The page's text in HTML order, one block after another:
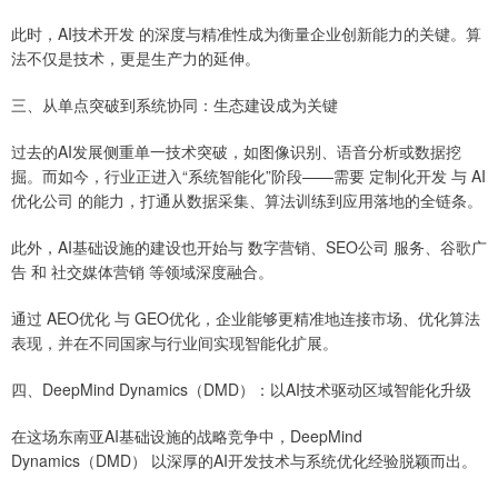
此时，AI技术开发 的深度与精准性成为衡量企业创新能力的关键。算
法不仅是技术，更是生产力的延伸。
三、从单点突破到系统协同：生态建设成为关键
过去的AI发展侧重单一技术突破，如图像识别、语音分析或数据挖
掘。而如今，行业正进入“系统智能化”阶段——需要 定制化开发 与 AI
优化公司 的能力，打通从数据采集、算法训练到应用落地的全链条。
此外，AI基础设施的建设也开始与 数字营销、SEO公司 服务、谷歌广
告 和 社交媒体营销 等领域深度融合。
通过 AEO优化 与 GEO优化，企业能够更精准地连接市场、优化算法
表现，并在不同国家与行业间实现智能化扩展。
四、DeepMind Dynamics（DMD）：以AI技术驱动区域智能化升级
在这场东南亚AI基础设施的战略竞争中，DeepMind
Dynamics（DMD） 以深厚的AI开发技术与系统优化经验脱颖而出。